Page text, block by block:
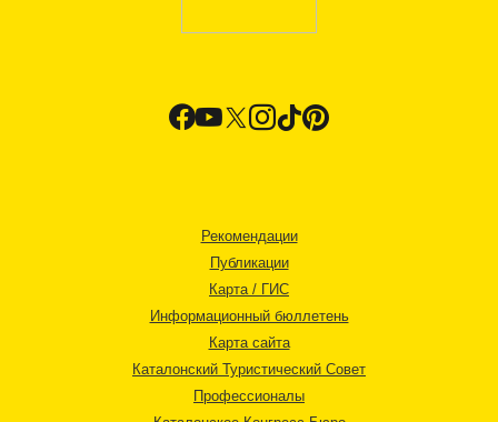
Рекомендации
Публикации
Карта / ГИС
Информационный бюллетень
Карта сайта
Каталонский Туристический Совет
Профессионалы